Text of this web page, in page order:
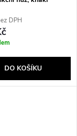
DPH
DO KOŠÍKU